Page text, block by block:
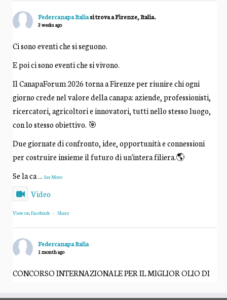
Federcanapa Italiasi trova a Firenze, Italia.
3 weeks ago
Ci sono eventi che si seguono.
E poi ci sono eventi che si vivono.
Il CanapaForum 2026 torna a Firenze per riunire chi ogni
giorno crede nel valore della canapa: aziende, professionisti,
ricercatori, agricoltori e innovatori, tutti nello stesso luogo,
con lo stesso obiettivo. 🎯
Due giornate di confronto, idee, opportunità e connessioni
per costruire insieme il futuro di un'intera filiera.🌎
Se la ca... See More
Video
View on Facebook · Share
Federcanapa Italia
1 month ago
CONCORSO INTERNAZIONALE PER IL MIGLIOR OLIO DI